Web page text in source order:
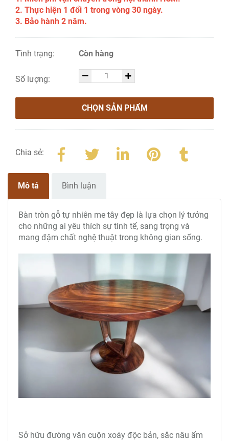
2. Thực hiện 1 đổi 1 trong vòng 30 ngày.
3. Bảo hành 2 năm.
Tình trạng: Còn hàng
Số lượng:
CHỌN SẢN PHẨM
Chia sẻ:
Mô tả Bình luận
Bàn tròn gỗ tự nhiên me tây đẹp là lựa chọn lý tưởng
cho những ai yêu thích sự tinh tế, sang trọng và
mang đậm chất nghệ thuật trong không gian sống.
Sở hữu đường vân cuộn xoáy độc bản, sắc nâu ấm